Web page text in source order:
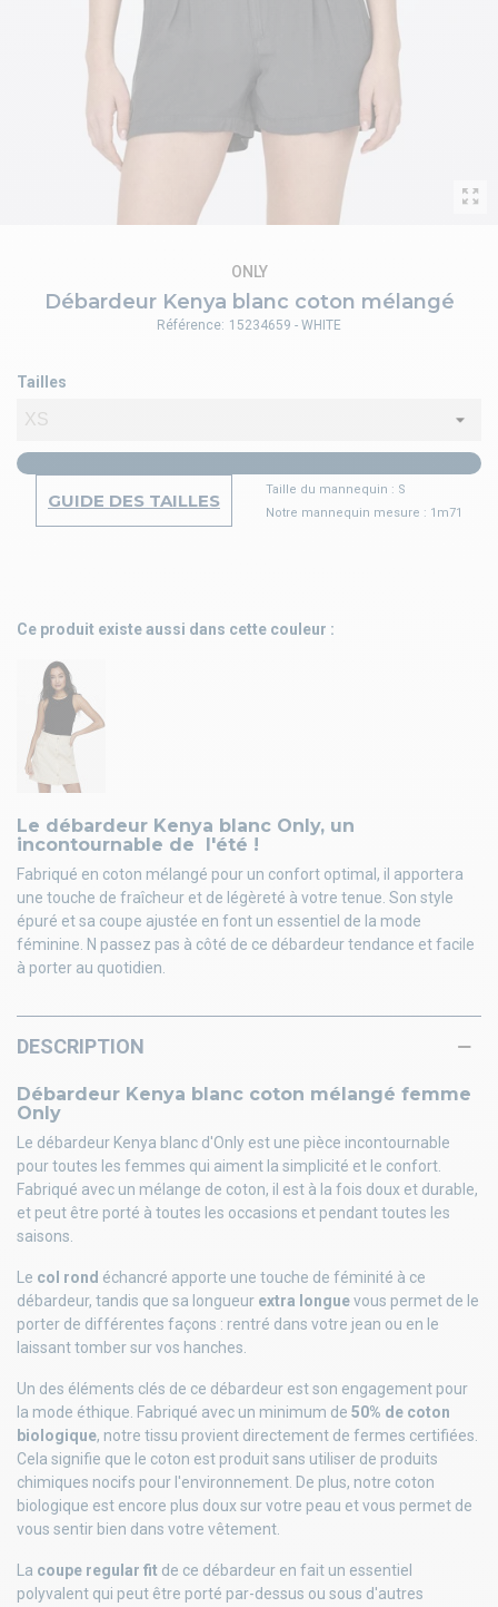
Débardeur Kenya blanc coton mélangé
ONLY
Le débardeur Kenya blanc Only, un
incontournable de l'été !
Fabriqué en coton mélangé pour un confort optimal, il apportera
une touche de fraîcheur et de légèreté à votre tenue. Son style
épuré et sa coupe ajustée en font un essentiel de la mode
féminine. N passez pas à côté de ce débardeur tendance et facile
à porter au quotidien.
Tailles
GUIDE DES TAILLES
Taille du mannequin : S
Notre mannequin mesure : 1m71
Référence: 15234659 - WHITE
Ce produit existe aussi dans cette couleur :
DESCRIPTION
Débardeur Kenya blanc coton mélangé femme
Only
Le débardeur Kenya blanc d'Only est une pièce incontournable
pour toutes les femmes qui aiment la simplicité et le confort.
Fabriqué avec un mélange de coton, il est à la fois doux et durable,
et peut être porté à toutes les occasions et pendant toutes les
saisons.
Le col rond échancré apporte une touche de féminité à ce
débardeur, tandis que sa longueur extra longuevous permet de le
porter de différentes façons : rentré dans votre jean ou en le
laissant tomber sur vos hanches.
Un des éléments clés de ce débardeur est son engagement pour
la mode éthique. Fabriqué avec un minimum de 50% de coton
biologique, notre tissu provient directement de fermes certifiées.
Cela signifie que le coton est produit sans utiliser de produits
chimiques nocifs pour l'environnement. De plus, notre coton
biologique est encore plus doux sur votre peau et vous permet de
vous sentir bien dans votre vêtement.
La coupe regular fit de ce débardeur en fait un essentiel
polyvalent qui peut être porté par-dessus ou sous d'autres